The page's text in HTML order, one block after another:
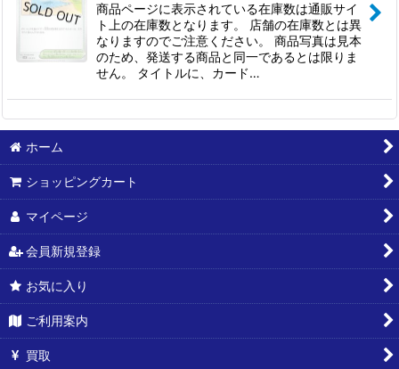
商品ページに表示されている在庫数は通販サイ
ト上の在庫数となります。 店舗の在庫数とは異
なりますのでご注意ください。 商品写真は見本
のため、発送する商品と同一であるとは限りま
せん。 タイトルに、カード…
ホーム
ショッピングカート
マイページ
会員新規登録
お気に入り
ご利用案内
買取